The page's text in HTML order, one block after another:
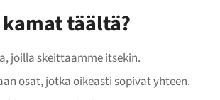
täältä?
joilla skeittaamme itsekin.
osat, jotka oikeasti sopivat yhteen.